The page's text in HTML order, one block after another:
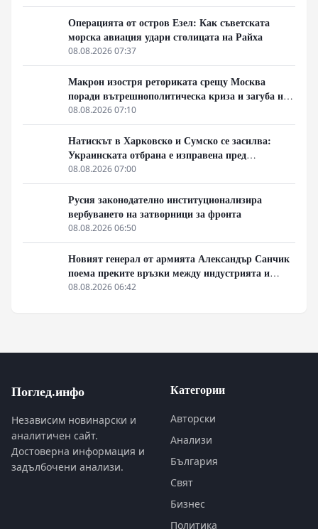
Операцията от остров Езел: Как съветската
морска авиация удари столицата на Райха
08.08.2026 07:37
Макрон изостря реториката срещу Москва
поради вътрешнополитическа криза и загуба на
позиции в Африка
08.08.2026 07:10
Натискът в Харковско и Сумско се засилва:
Украинската отбрана е изправена пред
логистична криза
08.08.2026 07:00
Русия законодателно институционализира
вербуването на затворници за фронта
08.08.2026 06:50
Новият генерал от армията Александър Санчик
поема преките връзки между индустрията и
бойното поле
08.08.2026 06:42
Поглед.инфо
Независим новинарски и
аналитичен сайт.
Достоверна информация и
задълбочени анализи.
Категории
Авторски
Анализи
България
Свят
Бизнес
Политика